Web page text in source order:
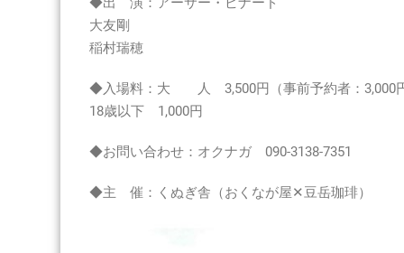
大友剛
稲村瑞穂
◆入場料：大 人 3,500円（事前予約者：3,000
18歳以下 1,000円
◆お問い合わせ：オクナガ 090-3138-7351
◆主 催：くぬぎ舎（おくなが屋✕豆岳珈琲）